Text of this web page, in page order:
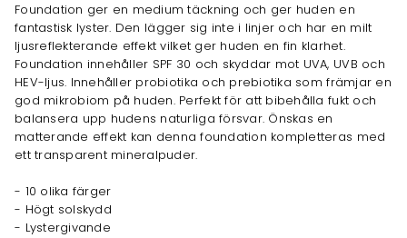
Foundation ger en medium täckning och ger huden en
fantastisk lyster. Den lägger sig inte i linjer och har en milt
ljusreflekterande effekt vilket ger huden en fin klarhet.
Foundation innehåller SPF 30 och skyddar mot UVA, UVB och
HEV-ljus. Innehåller probiotika och prebiotika som främjar en
god mikrobiom på huden. Perfekt för att bibehålla fukt och
balansera upp hudens naturliga försvar. Önskas en
matterande effekt kan denna foundation kompletteras med
ett transparent mineralpuder.
- 10 olika färger
- Högt solskydd
- Lystergivande